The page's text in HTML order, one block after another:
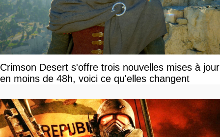
Crimson Desert s'offre trois nouvelles mises à jour
en moins de 48h, voici ce qu'elles changent